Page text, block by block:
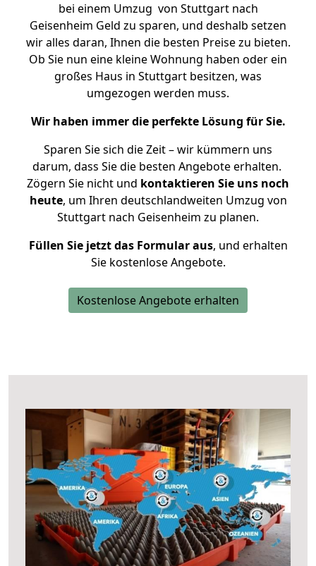
bei einem Umzug von Stuttgart nach
Geisenheim Geld zu sparen, und deshalb setzen
wir alles daran, Ihnen die besten Preise zu bieten.
Ob Sie nun eine kleine Wohnung haben oder ein
großes Haus in Stuttgart besitzen, was
umgezogen werden muss.
Wir haben immer die perfekte Lösung für Sie.
Sparen Sie sich die Zeit – wir kümmern uns
darum, dass Sie die besten Angebote erhalten.
Zögern Sie nicht und kontaktieren Sie uns noch
heute, um Ihren deutschlandweiten Umzug von
Stuttgart nach Geisenheim zu planen.
Füllen Sie jetzt das Formular aus, und erhalten
Sie kostenlose Angebote.
Kostenlose Angebote erhalten